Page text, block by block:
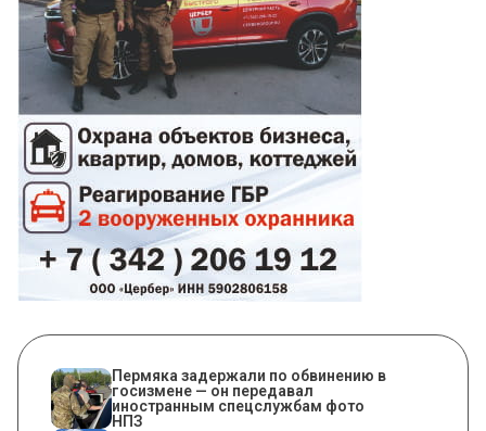
Пермяка задержали по обвинению в
госизмене — он передавал
иностранным спецслужбам фото
НПЗ